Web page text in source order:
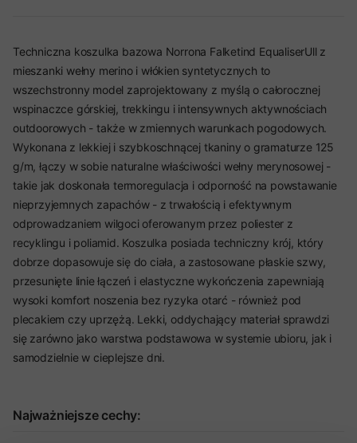
Techniczna koszulka bazowa Norrona Falketind EqualiserUll z
mieszanki wełny merino i włókien syntetycznych to
wszechstronny model zaprojektowany z myślą o całorocznej
wspinaczce górskiej, trekkingu i intensywnych aktywnościach
outdoorowych - także w zmiennych warunkach pogodowych.
Wykonana z lekkiej i szybkoschnącej tkaniny o gramaturze 125
g/m, łączy w sobie naturalne właściwości wełny merynosowej -
takie jak doskonała termoregulacja i odporność na powstawanie
nieprzyjemnych zapachów - z trwałością i efektywnym
odprowadzaniem wilgoci oferowanym przez poliester z
recyklingu i poliamid. Koszulka posiada techniczny krój, który
dobrze dopasowuje się do ciała, a zastosowane płaskie szwy,
przesunięte linie łączeń i elastyczne wykończenia zapewniają
wysoki komfort noszenia bez ryzyka otarć - również pod
plecakiem czy uprzężą. Lekki, oddychający materiał sprawdzi
się zarówno jako warstwa podstawowa w systemie ubioru, jak i
samodzielnie w cieplejsze dni.
Najważniejsze cechy: